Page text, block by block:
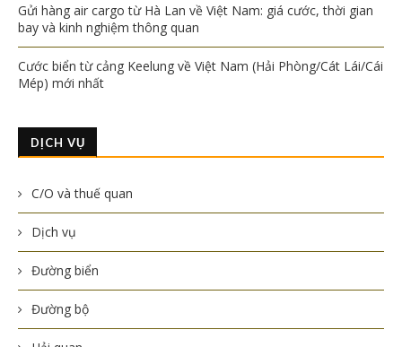
Gửi hàng air cargo từ Hà Lan về Việt Nam: giá cước, thời gian
bay và kinh nghiệm thông quan
Cước biển từ cảng Keelung về Việt Nam (Hải Phòng/Cát Lái/Cái
Mép) mới nhất
DỊCH VỤ
C/O và thuế quan
Dịch vụ
Đường biển
Đường bộ